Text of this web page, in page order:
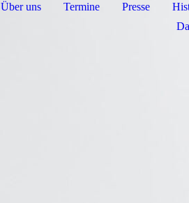
Über uns
Termine Presse